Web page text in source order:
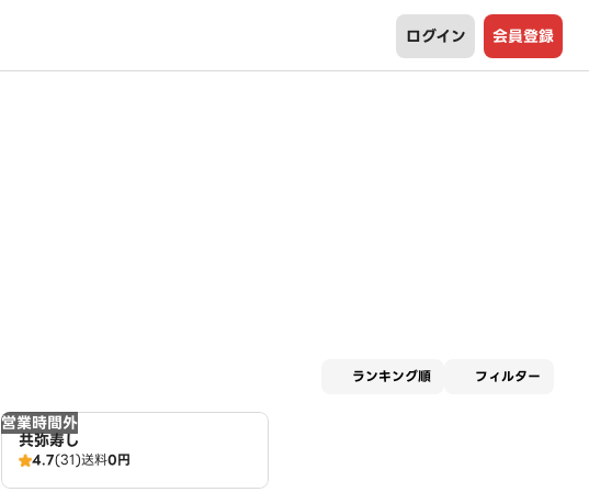
ログイン 会員登録
ランキング順 フィルター
営業時間外
共弥寿し
4.7(31)送料0円